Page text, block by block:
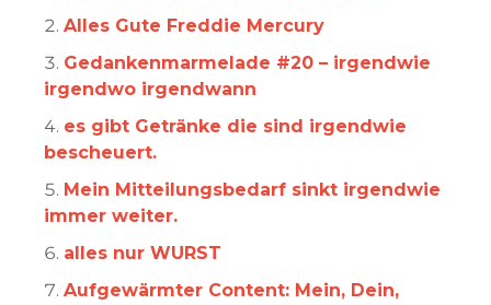
Alles Gute Freddie Mercury
Gedankenmarmelade #20 – irgendwie
irgendwo irgendwann
es gibt Getränke die sind irgendwie
bescheuert.
Mein Mitteilungsbedarf sinkt irgendwie
immer weiter.
alles nur WURST
Aufgewärmter Content: Mein, Dein,